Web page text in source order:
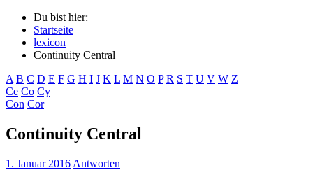
Du bist hier:
Startseite
lexicon
Continuity Central
A B C D E F G H I J K L M N O P R S T U V W Z
Ce Co Cy
Con Cor
Continuity Central
1. Januar 2016 Antworten